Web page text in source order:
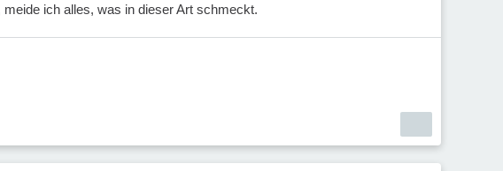
ich alles, was in dieser Art schmeckt.